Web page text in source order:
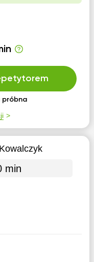
próbna
min